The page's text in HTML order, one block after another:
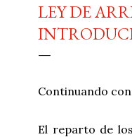
LEY DE
Continuando
El reparto de